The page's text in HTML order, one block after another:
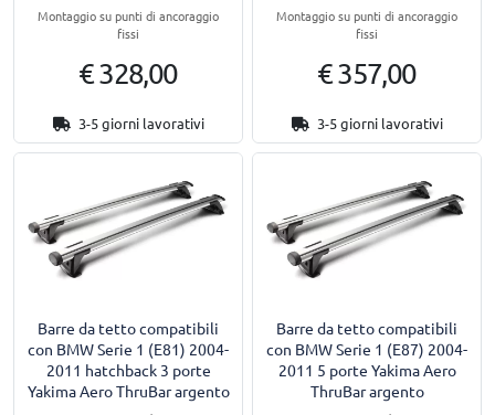
Montaggio su punti di ancoraggio
fissi
€ 328,00
3-5 giorni lavorativi
Montaggio su punti di ancoraggio
fissi
€ 357,00
3-5 giorni lavorativi
Barre da tetto compatibili
con BMW Serie 1 (E81) 2004-
2011 hatchback 3 porte
Yakima Aero ThruBar argento
Barre da tetto compatibili
con BMW Serie 1 (E87) 2004-
2011 5 porte Yakima Aero
ThruBar argento